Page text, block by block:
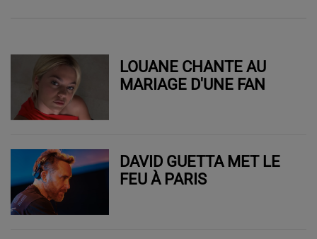
LOUANE CHANTE AU
MARIAGE D'UNE FAN
DAVID GUETTA MET LE
FEU À PARIS